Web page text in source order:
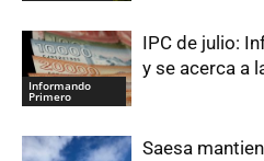
Informando
Primero
IPC de julio:
y se acerca a
Saesa